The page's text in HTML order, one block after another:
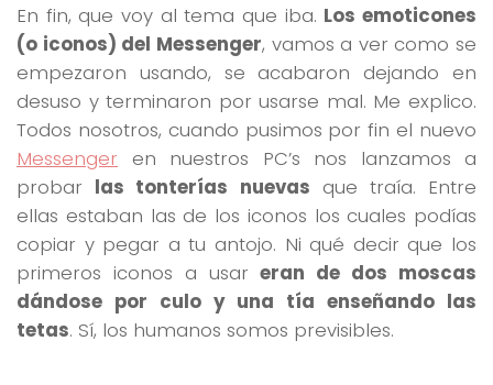
En fin, que voy al tema que iba. Los emoticones
(o iconos) del Messenger, vamos a ver como se
empezaron usando, se acabaron dejando en
desuso y terminaron por usarse mal. Me explico.
Todos nosotros, cuando pusimos por fin el nuevo
Messenger en nuestros PC’s nos lanzamos a
probar las tonterías nuevas que traía. Entre
ellas estaban las de los iconos los cuales podías
copiar y pegar a tu antojo. Ni qué decir que los
primeros iconos a usareran de dos moscas
dándose por culo y una tía enseñando las
tetas. Sí, los humanos somos previsibles.